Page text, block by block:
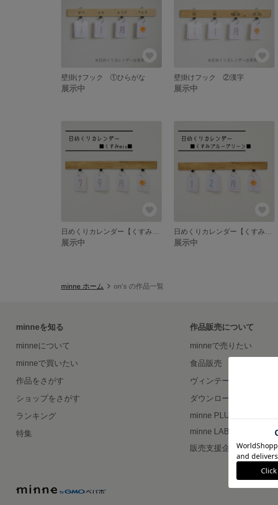
壁掛けフック ①ひらがな
展示中
壁掛けフック ②漢字
展示中
展示中 展示中
minne ホーム on's の作品一覧
minneを知る
minneについて
minneで買いたい
作品をさがす
ショップをさがす
ランキング
特集
作品販売について
minneで売りたい
食品販売
ヴィンテージ販売
ダウンロード販売
minne PLUS
minne LAB
販売支援企画・イベント